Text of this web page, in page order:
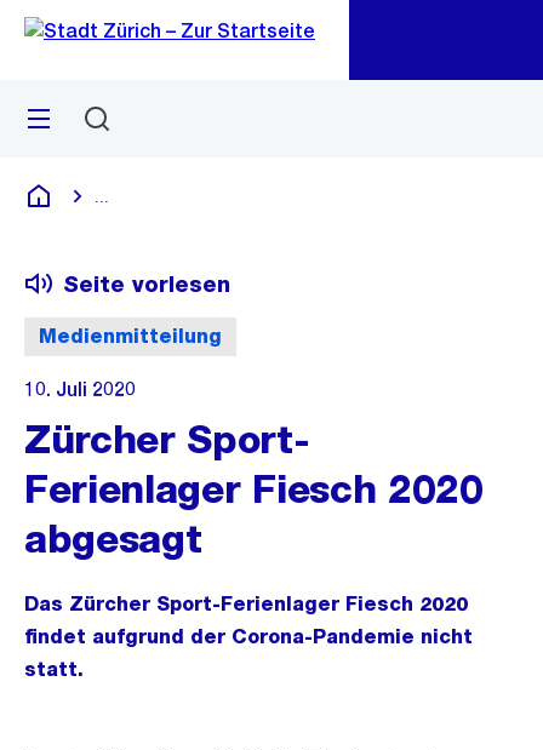
Navigation
Sprunglink
Menü
Deutsch
Medienmitteilung
Seite vorlesen
10. Juli 2020
Zürcher Sport-
Ferienlager Fiesch 2020
abgesagt
Das Zürcher Sport-Ferienlager Fiesch 2020
findet aufgrund der Corona-Pandemie nicht
statt.